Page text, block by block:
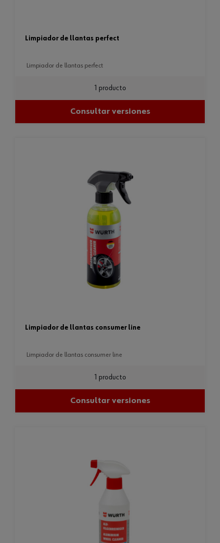
limpiador de llantas perfect
limpiador de llantas perfect
1 producto
Consultar versiones
limpiador de llantas consumer line
limpiador de llantas consumer line
1 producto
Consultar versiones